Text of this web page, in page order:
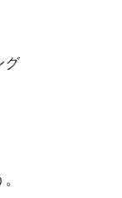
グ